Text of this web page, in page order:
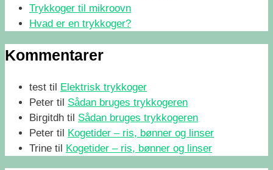
Trykkoger til mikroovn
Hvad er en trykkoger?
Kommentarer
test til Elektrisk trykkoger
Peter til Sådan bruges trykkogeren
Birgitdh til Sådan bruges trykkogeren
Peter til Kogetider – ris, bønner og linser
Trine til Kogetider – ris, bønner og linser